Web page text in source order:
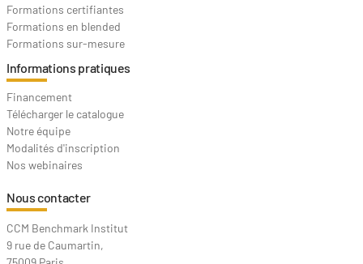
Formations certifiantes
Formations en blended
Formations sur-mesure
Informations pratiques
Financement
Télécharger le catalogue
Notre équipe
Modalités d'inscription
Nos webinaires
Nous contacter
CCM Benchmark Institut
9 rue de Caumartin,